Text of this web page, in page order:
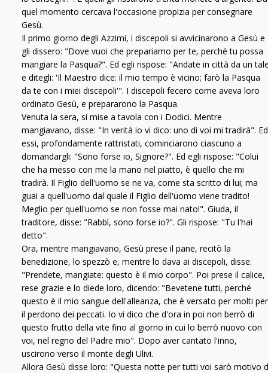
quel momento cercava l'occasione propizia per consegnare
Gesù.
Il primo giorno degli Azzimi, i discepoli si avvicinarono a Gesù e
gli dissero: "Dove vuoi che prepariamo per te, perché tu possa
mangiare la Pasqua?". Ed egli rispose: "Andate in città da un
e ditegli: 'Il Maestro dice: il mio tempo è vicino; farò la Pasqua
da te con i miei discepoli'". I discepoli fecero come aveva loro
ordinato Gesù, e prepararono la Pasqua.
Venuta la sera, si mise a tavola con i Dodici. Mentre
mangiavano, disse: "In verità io vi dico: uno di voi mi tradirà". Ed
essi, profondamente rattristati, cominciarono ciascuno a
domandargli: "Sono forse io, Signore?". Ed egli rispose: "Colui
che ha messo con me la mano nel piatto, è quello che mi
tradirà. Il Figlio dell'uomo se ne va, come sta scritto di lui; ma
guai a quell'uomo dal quale il Figlio dell'uomo viene tradito!
Meglio per quell'uomo se non fosse mai nato!". Giuda, il
traditore, disse: "Rabbì, sono forse io?". Gli rispose: "Tu l'hai
detto".
Ora, mentre mangiavano, Gesù prese il pane, recitò la
benedizione, lo spezzò e, mentre lo dava ai discepoli, disse:
"Prendete, mangiate: questo è il mio corpo". Poi prese il calice,
rese grazie e lo diede loro, dicendo: "Bevetene tutti, perché
questo è il mio sangue dell'alleanza, che è versato per molti per
il perdono dei peccati. Io vi dico che d'ora in poi non berrò di
questo frutto della vite fino al giorno in cui lo berrò nuovo con
voi, nel regno del Padre mio". Dopo aver cantato l'inno,
uscirono verso il monte degli Ulivi.
Allora Gesù disse loro: "Questa notte per tutti voi sarò motivo